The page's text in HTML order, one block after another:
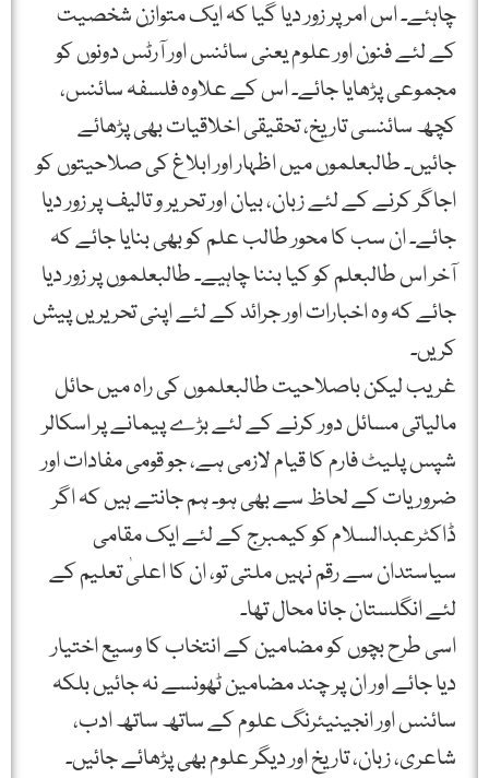
چاہئے۔ اس امر پر زور دیا گیا کہ ایک متوازن شخصیت
کے لئے فنون اور علوم یعنی سائنس اور آرٹس دونوں کو
مجموعی پڑھایا جائے۔ اس کے علاوہ فلسفہ سائنس،
کچھ سائنسی تاریخ، تحقیقی اخلاقیات بھی پڑھائے
جائیں۔ طالبعلموں میں اظہار اور ابلاغ کی صلاحیتوں کو
اجاگر کرنے کے لئے زبان، بیان اور تحریر و تالیف پر زور دیا
جائے۔ ان سب کا محور طالب علم کو بھی بنایا جائے کہ
آخر اس طالبعلم کو کیا بننا چاہیے۔ طالبعلموں پر زور دیا
جائے کہ وہ اخبارات اور جرائد کے لئے اپنی تحریریں پیش
کریں۔
غریب لیکن باصلاحیت طالبعلموں کی راہ میں حائل
مالیاتی مسائل دور کرنے کے لئے بڑے پیمانے پر اسکالر
شپس پلیٹ فارم کا قیام لازمی ہے، جو قومی مفادات اور
ضروریات کے لحاظ سے بھی ہو۔ ہم جانتے ہیں کہ اگر
ڈاکٹرعبدالسلام کو کیمبرج کے لئے ایک مقامی
سیاستدان سے رقم نہیں ملتی تو، ان کا اعلیٰ تعلیم کے
لئے انگلستان جانا محال تھا۔
اسی طرح بچوں کو مضامین کے انتخاب کا وسیع اختیار
دیا جائے اور ان پر چند مضامین ٹھونسے نہ جائیں بلکہ
سائنس اور انجینیئرنگ علوم کے ساتھ ساتھ ادب،
شاعری، زبان، تاریخ اور دیگر علوم بھی پڑھائے جائیں۔